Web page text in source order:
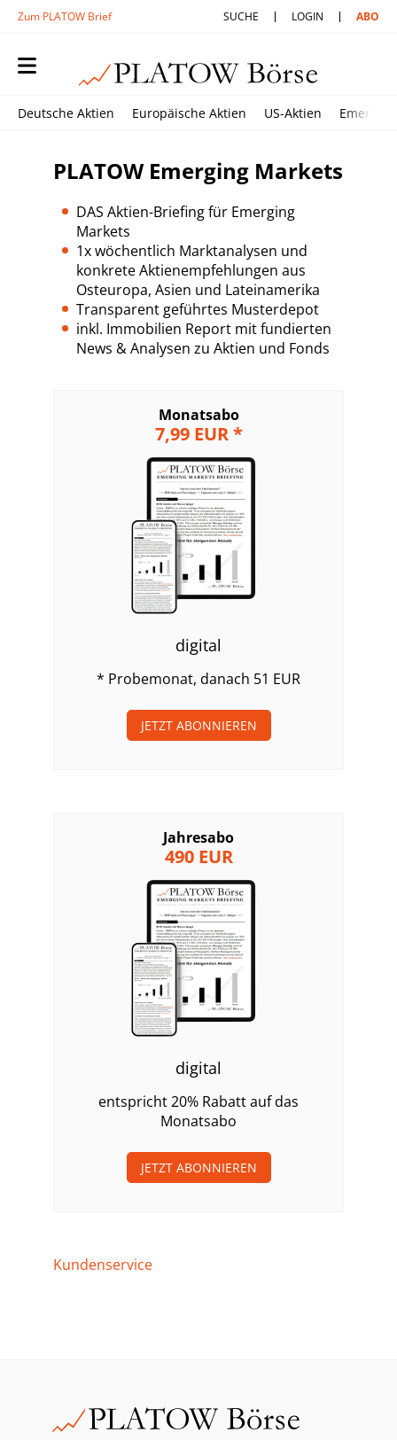
Zum PLATOW Brief SUCHE LOGIN ABO
Deutsche Aktien Europäische Aktien US-Aktien
PLATOW Emerging Markets
DAS Aktien-Briefing für Emerging
Markets
1x wöchentlich Marktanalysen und
konkrete Aktienempfehlungen aus
Osteuropa, Asien und Lateinamerika
Transparent geführtes Musterdepot
inkl. Immobilien Report mit fundierten
News & Analysen zu Aktien und Fonds
Monatsabo
7,99 EUR *
digital
* Probemonat, danach 51 EUR
JETZT ABONNIEREN
Jahresabo
490 EUR
digital
entspricht 20% Rabatt auf das
Monatsabo
JETZT ABONNIEREN
Kundenservice